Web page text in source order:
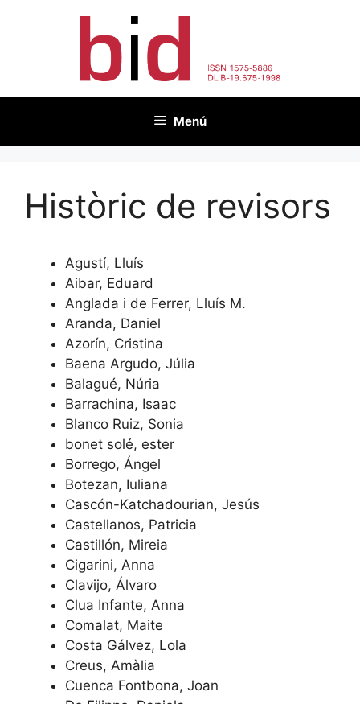
Menú
Històric de revisors
Agustí, Lluís
Aibar, Eduard
Anglada i de Ferrer, Lluís M.
Aranda, Daniel
Azorín, Cristina
Baena Argudo, Júlia
Balagué, Núria
Barrachina, Isaac
Blanco Ruiz, Sonia
bonet solé, ester
Borrego, Ángel
Botezan, Iuliana
Cascón-Katchadourian, Jesús
Castellanos, Patricia
Castillón, Mireia
Cigarini, Anna
Clavijo, Álvaro
Clua Infante, Anna
Comalat, Maite
Costa Gálvez, Lola
Creus, Amàlia
Cuenca Fontbona, Joan